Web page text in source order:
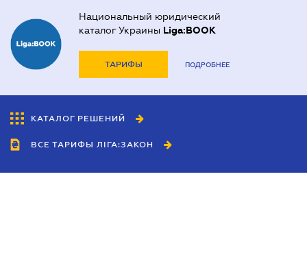
Национальный юридический
каталог Украины Liga:BOOK
ТАРИФЫ ПОДРОБНЕЕ
КАТАЛОГ РЕШЕНИЙ
ВСЕ ТАРИФЫ ЛІГА:ЗАКОН